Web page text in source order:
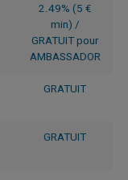
2.49% (5 €
min) /
GRATUIT pour
AMBASSADOR
GRATUIT
GRATUIT